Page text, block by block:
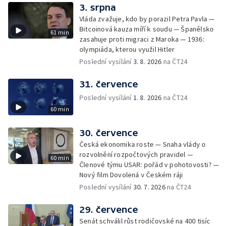
61 min
3. srpna
Vláda zvažuje, kdo by porazil Petra Pavla —
Bitcoinová kauza míří k soudu — Španělsko
zasahuje proti migraci z Maroka — 1936:
olympiáda, kterou využil Hitler
Poslední vysílání3. 8. 2026 na ČT24
60 min
31. července
Poslední vysílání1. 8. 2026 na ČT24
60 min
30. července
Česká ekonomika roste — Snaha vlády o
rozvolnění rozpočtových pravidel —
Členové týmu USAR: pořád v pohotovosti? —
Nový film Dovolená v Českém ráji
Poslední vysílání30. 7. 2026na ČT24
29. července
Senát schválil růst rodičovské na 400 tisíc